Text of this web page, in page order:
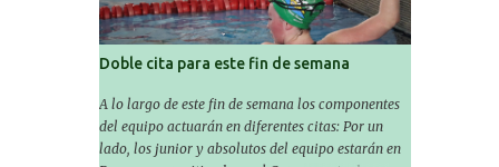
seguiremos trabajando con quienes están en la
recta final, trabajando para que cada uno consiga
sus objetivos personales. BRNPWR!
Doble cita para este fin de semana
A lo largo de este fin de semana los componentes
del equipo actuarán en diferentes citas: Por un
lado, los junior y absolutos del equipo estarán en